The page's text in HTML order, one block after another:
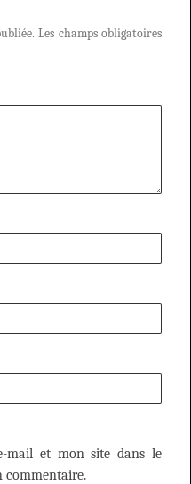
Les champs obligatoires
mail et mon site dans le
commentaire.